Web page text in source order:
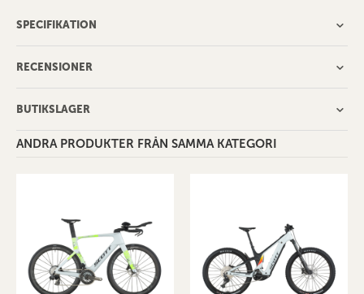
SPECIFIKATION
RECENSIONER
BUTIKSLAGER
ANDRA PRODUKTER FRÅN SAMMA KATEGORI